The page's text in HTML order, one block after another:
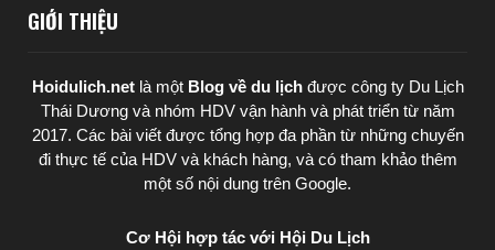
GIỚI THIỆU
Hoidulich.net là một Blog về du lịchđược công ty Du Lịch
Thái Dươngvà nhóm HDV vận hành và phát triển từ năm
2017. Các bài viết được tổng hợp đa phần từ những chuyến
đi thực tế của HDV và khách hàng, và có tham khảo thêm
một số nội dung trên Google.
Cơ Hội hợp tác với Hội Du Lịch